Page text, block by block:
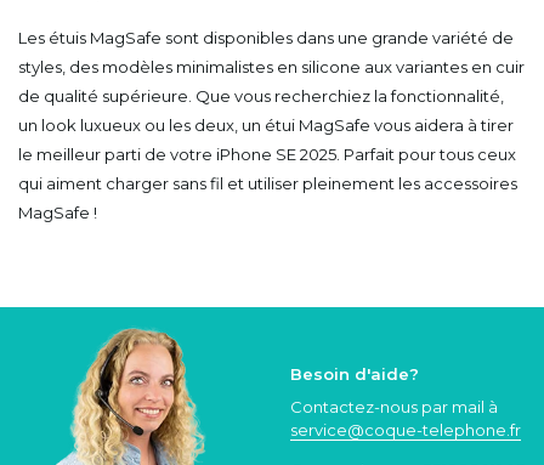
Les étuis MagSafe sont disponibles dans une grande variété de
styles, des modèles minimalistes en silicone aux variantes en cuir
de qualité supérieure. Que vous recherchiez la fonctionnalité,
un look luxueux ou les deux, un étui MagSafe vous aidera à tirer
le meilleur parti de votre iPhone SE 2025. Parfait pour tous ceux
qui aiment charger sans fil et utiliser pleinement les accessoires
MagSafe !
Besoin d'aide?
Contactez-nous par mail à
service@coque-telephone.fr